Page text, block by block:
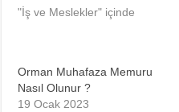
"İş ve Meslekler" içinde
Orman Muhafaza Memuru
Nasıl Olunur ?
19 Ocak 2023